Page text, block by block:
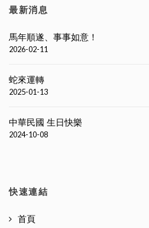
最新消息
馬年順遂、事事如意！
2026-02-11
蛇來運轉
2025-01-13
中華民國 生日快樂
2024-10-08
快速連結
首頁